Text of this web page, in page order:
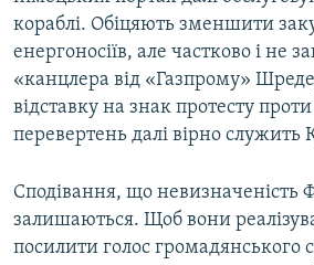
кораблі. Обіцяють зменшити
енергоносіїв, але частково і не
«канцлера від «Газпрому»
відставку на знак протесту проти
перевертень далі вірно служить
Сподівання, що невизначеність
залишаються. Щоб вони
посилити голос громадянського